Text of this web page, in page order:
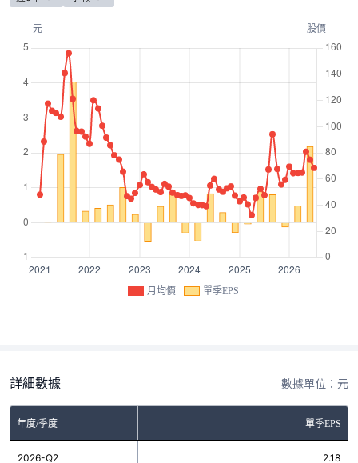
月均價 單季EPS
詳細數據 數據單位：元
年度/季度 單季EPS
2026-Q2 2.18